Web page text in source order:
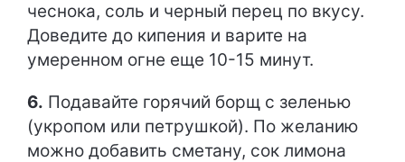
чеснока, соль и черный перец по вкусу.
Доведите до кипения и варите на
умеренном огне еще 10-15 минут.
6. Подавайте горячий борщ с зеленью
(укропом или петрушкой). По желанию
можно добавить сметану, сок лимона